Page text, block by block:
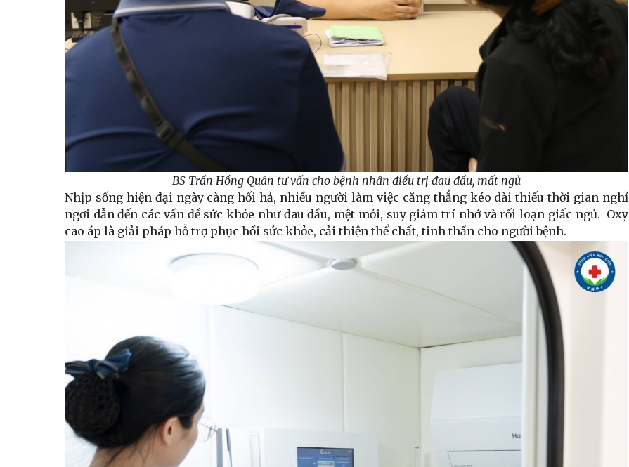
BS Trần Hồng Quân tư vấn cho bệnh nhân điều trị đau đầu, mất ngủ
Nhịp sống hiện đại ngày càng hối hả, nhiều người làm việc căng thẳng kéo dài thiếu thời gian nghỉ
ngơi dẫn đến các vấn đề sức khỏe như đau đầu, mệt mỏi, suy giảm trí nhớ và rối loạn giấc ngủ. Oxy
cao áp là giải pháp hỗ trợ phục hồi sức khỏe, cải thiện thể chất, tinh thần cho người bệnh.